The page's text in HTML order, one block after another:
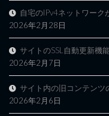
自宅のIPv4ネットワーク
2026年2月28日
サイトのSSL自動更新機
2026年2月7日
サイト内の旧コンテンツ
2026年2月6日